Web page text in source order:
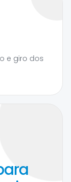
e giro dos